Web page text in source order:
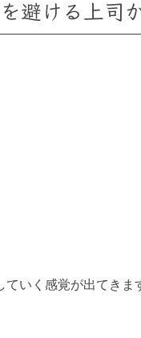
避ける上
いく感覚が出てきま